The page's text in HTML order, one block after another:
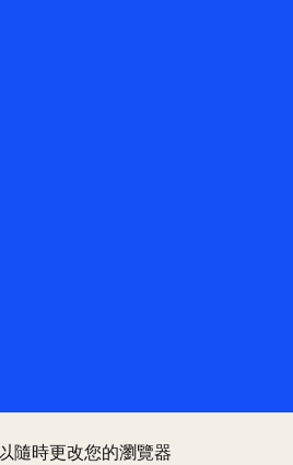
隨時更改您的瀏覽器